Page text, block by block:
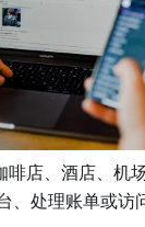
店、酒店、机
、处理账单或访